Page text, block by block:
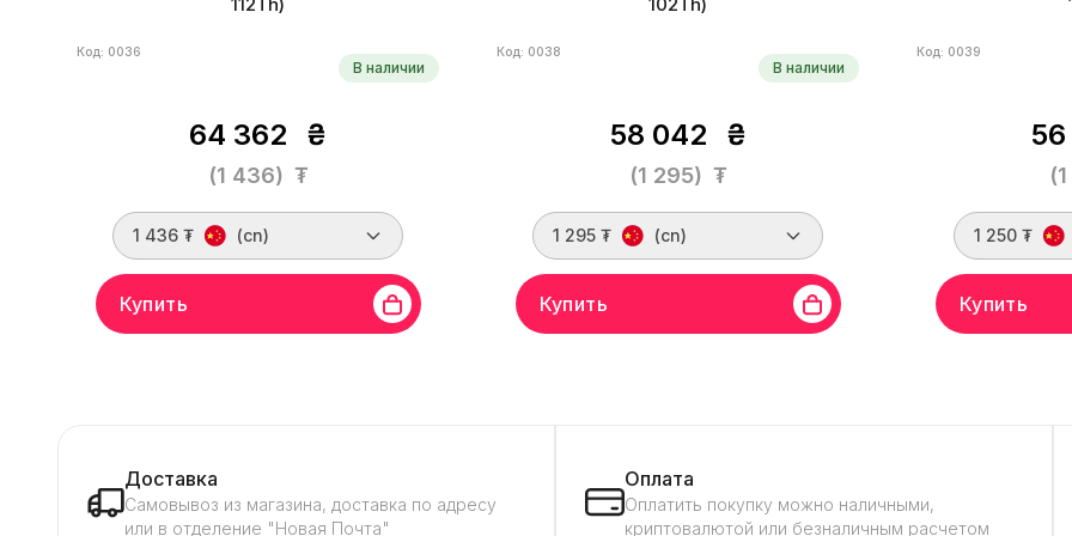
Код: 0036
В наличии
64 362 ₴
(1 436) ₮
1 436 ₮ (cn)
Купить
Код: 0038
В наличии
58 042 ₴
(1 295) ₮
1 295 ₮ (cn)
Купить
Код: 0039
1 250 ₮
Купить
Доставка
Самовывоз из магазина, доставка по адресу
или в отделение "Новая Почта"
Оплата
Оплатить покупку можно наличными,
криптовалютой или безналичным расчетом